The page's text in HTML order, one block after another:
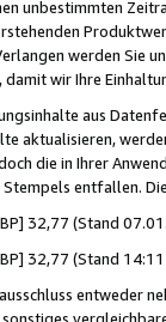
unbestimmten
werden Sie
wir Ihre
aus
aktualisieren,
die in Ihrer
entfallen.
32,77 (Stand
32,77 (Stand
entweder